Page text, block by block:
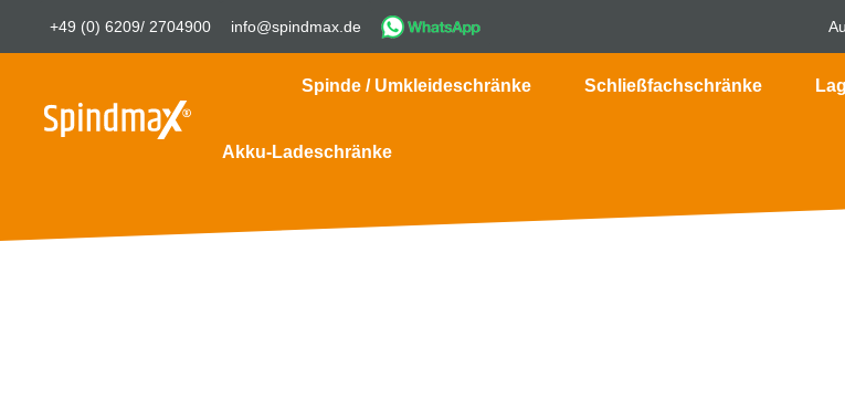
+49 (0) 6209/ 2704900 info@spindmax.de
Spinde / Umkleideschränke Schließfachschränke
Akku-Ladeschränke